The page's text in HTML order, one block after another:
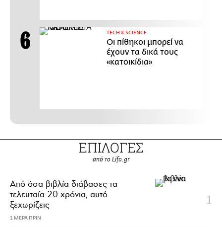
ΤECH & SCIENCE
Οι πίθηκοι μπορεί να
έχουν τα δικά τους
«κατοικίδια»
ΕΠΙΛΟΓΕΣ
από το Lifo.gr
Από όσα βιβλία διάβασες τα
τελευταία 20 χρόνια, αυτό
ξεχωρίζεις
1 ΜΕΡΑ ΠΡΙΝ